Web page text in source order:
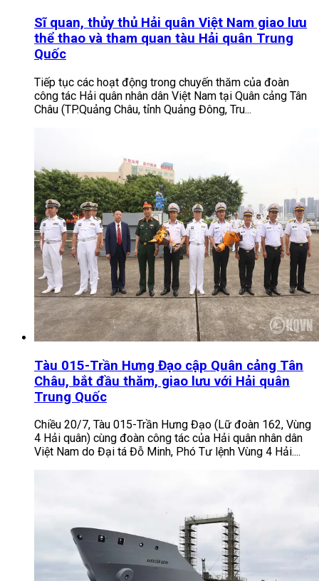
Sĩ quan, thủy thủ Hải quân Việt Nam giao lưu
thể thao và tham quan tàu Hải quân Trung
Quốc
Tiếp tục các hoạt động trong chuyến thăm của đoàn
công tác Hải quân nhân dân Việt Nam tại Quân cảng Tân
Châu (TP.Quảng Châu, tỉnh Quảng Đông, Tru...
Tàu 015-Trần Hưng Đạo cập Quân cảng Tân
Châu, bắt đầu thăm, giao lưu với Hải quân
Trung Quốc
Chiều 20/7, Tàu 015-Trần Hưng Đạo (Lữ đoàn 162, Vùng
4 Hải quân) cùng đoàn công tác của Hải quân nhân dân
Việt Nam do Đại tá Đỗ Minh, Phó Tư lệnh Vùng 4 Hải....